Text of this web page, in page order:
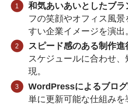
和気あいあいとしたブラ
フの笑顔やオフィス風
すい企業イメージを演出
スピード感のある制作進
スケジュールに合わせ
現。
WordPressによるブロ
単に更新可能な仕組み